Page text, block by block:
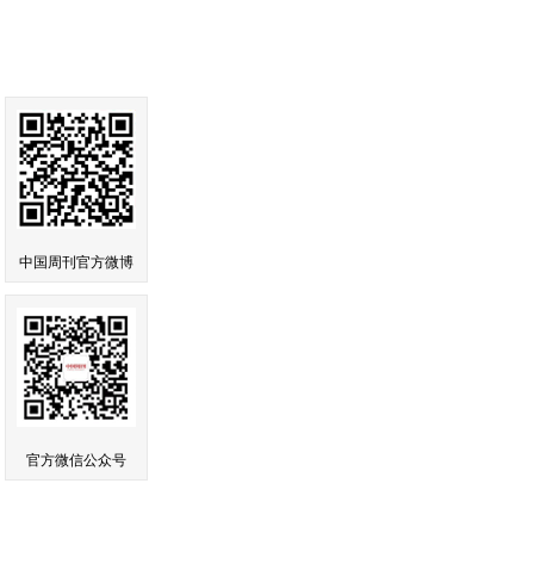
中国周刊官方微博
官方微信公众号